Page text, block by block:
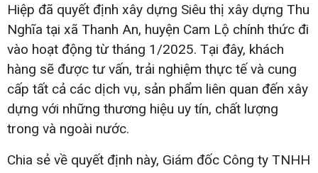
Hiệp đã quyết định xây dựng Siêu thị xây dựng Thu
Nghĩa tại xã Thanh An, huyện Cam Lộ chính thức đi
vào hoạt động từ tháng 1/2025. Tại đây, khách
hàng sẽ được tư vấn, trải nghiệm thực tế và cung
cấp tất cả các dịch vụ, sản phẩm liên quan đến xây
dựng với những thương hiệu uy tín, chất lượng
trong và ngoài nước.
Chia sẻ về quyết định này, Giám đốc Công ty TNHH